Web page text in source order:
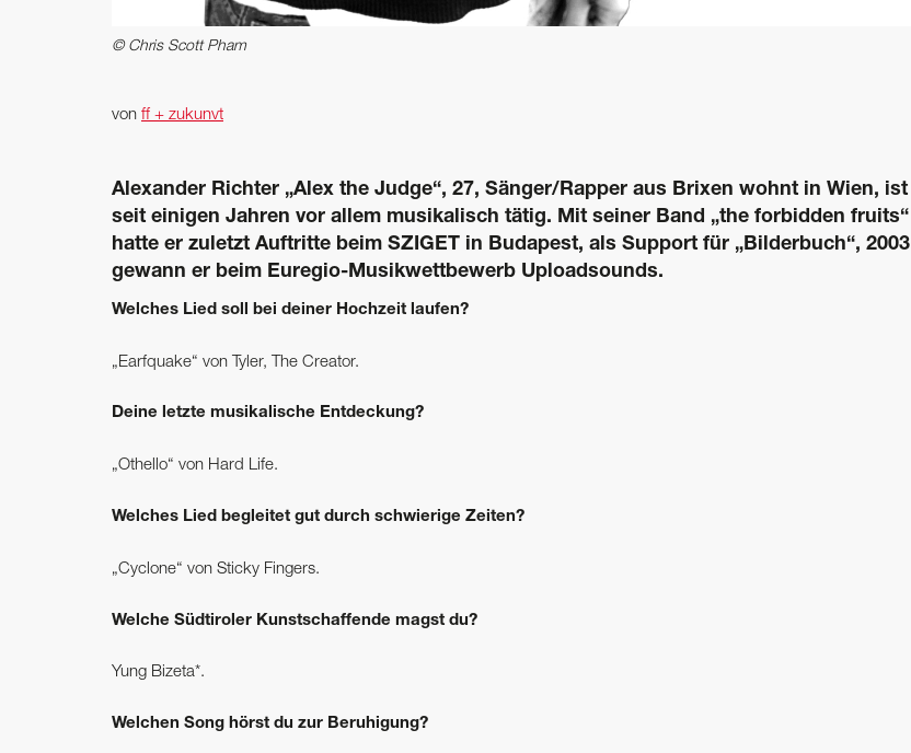
© Chris Scott Pham
von ff + zukunvt
Alexander Richter „Alex the Judge“, 27, Sänger/­Rapper aus Brixen wohnt in Wien, ist
seit einigen Jahren vor allem musikalisch tätig. Mit ­seiner Band „the forbidden fruits“
hatte er zuletzt Auftritte beim SZIGET in Budapest, als ­Support für „Bilderbuch“, 2003
gewann er beim Euregio-­Musikwettbewerb Uploadsounds.
Welches Lied soll bei deiner Hochzeit laufen?
„Earfquake“ von Tyler, The Creator.
Deine letzte musikalische Entdeckung?
„Othello“ von Hard Life.
Welches Lied begleitet gut durch schwierige Zeiten?
„Cyclone“ von Sticky Fingers.
Welche Südtiroler Kunstschaffende magst du?
Yung Bizeta*.
Welchen Song hörst du zur Beruhigung?